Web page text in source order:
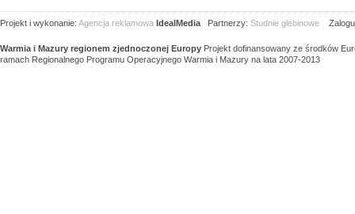
Projekt i wykonanie: Agencja reklamowa IdealMedia Partnerzy: Studnie glebinowe
Warmia i Mazury regionem zjednoczonej Europy Projekt dofinansowany ze środków
ramach Regionalnego Programu Operacyjnego Warmia i Mazury na lata 2007-2013